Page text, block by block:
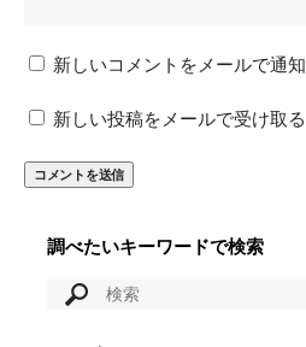
新しいコメントをメールで通知
新しい投稿をメールで受け取る
調べたいキーワードで検索